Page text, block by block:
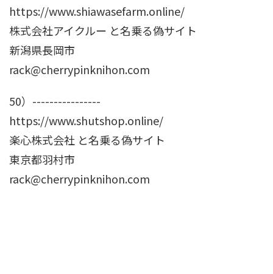
https://www.shiawasefarm.online/
株式会社アイクルー と名乗る偽サイト
新潟県長岡市
rack@cherrypinknihon.com
50）----------------
https://www.shutshop.online/
楽心株式会社 と名乗る偽サイト
東京都羽村市
rack@cherrypinknihon.com